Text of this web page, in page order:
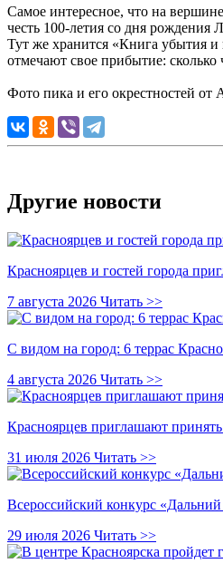
Самое интересное, что на
честь 100-летия со дня
Тут же хранится «Книга убытия и
отмечают свое прибытие:
Фото пика и его окрестностей
Другие новости
Красноярцев и гостей города
7 августа 2026 Читать >>
С видом на город: 6 террас
4 августа 2026 Читать >>
Красноярцев приглашают
31 июля 2026 Читать >>
Всероссийский конкурс
29 июля 2026 Читать >>